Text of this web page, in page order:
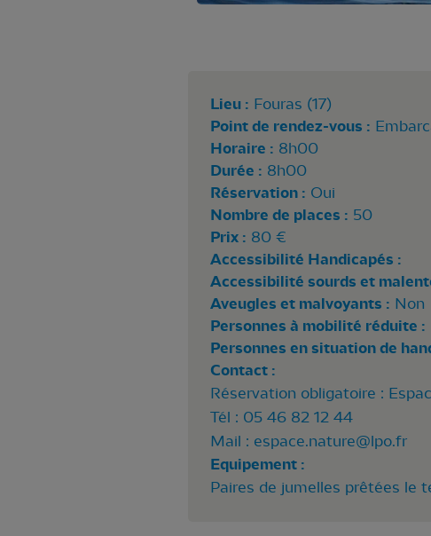
Lieu : Fouras (17)
Point de rendez-vous :
Horaire : 8h00
Durée : 8h00
Réservation : Oui
Nombre de places : 50
Prix : 80 €
Accessibilité Handicapés :
Accessibilité sourds et
Aveugles et malvoyants : Non
Personnes à mobilité réduite :
Personnes en situation de
Contact :
Réservation obligatoire :
Tél : 05 46 82 12 44
Mail : espace.nature@lpo.fr
Equipement :
Paires de jumelles prêtées le